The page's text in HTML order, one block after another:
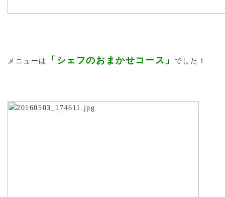
メニューは 「シェフのおまかせコース」 でした！